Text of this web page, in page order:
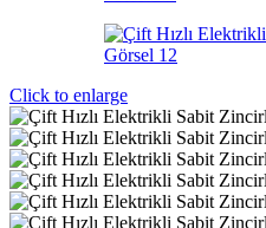
Click to enlarge